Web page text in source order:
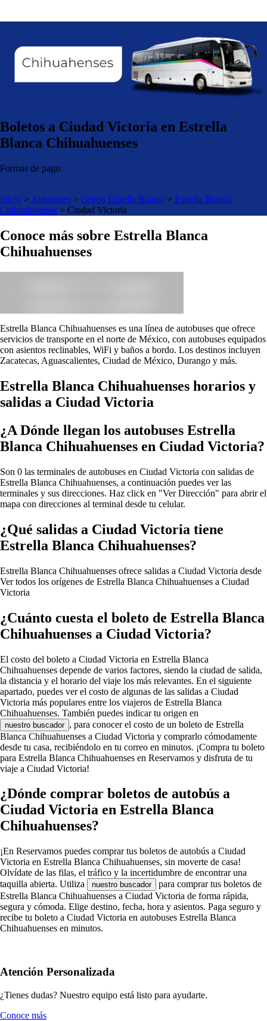
Boletos a Ciudad Victoria en Estrella
Blanca Chihuahuenses
Formas de pago:
Inicio > Autobuses > Grupo Estrella Blanca > Estrella Blanca
Chihuahuenses > Ciudad Victoria
Conoce más sobre Estrella Blanca
Chihuahuenses
Estrella Blanca Chihuahuenses es una línea de autobuses que ofrece
servicios de transporte en el norte de México, con autobuses equipados
con asientos reclinables, WiFi y baños a bordo. Los destinos incluyen
Zacatecas, Aguascalientes, Ciudad de México, Durango y más.
Estrella Blanca Chihuahuenses horarios y
salidas a Ciudad Victoria
¿A Dónde llegan los autobuses Estrella
Blanca Chihuahuenses en Ciudad Victoria?
Son 0 las terminales de autobuses en Ciudad Victoria con salidas de
Estrella Blanca Chihuahuenses, a continuación puedes ver las
terminales y sus direcciones. Haz click en "Ver Dirección" para abrir el
mapa con direcciones al terminal desde tu celular.
¿Qué salidas a Ciudad Victoria tiene
Estrella Blanca Chihuahuenses?
Estrella Blanca Chihuahuenses ofrece salidas a Ciudad Victoria desde
Ver todos los orígenes de Estrella Blanca Chihuahuenses a Ciudad
Victoria
¿Cuánto cuesta el boleto de Estrella Blanca
Chihuahuenses a Ciudad Victoria?
El costo del boleto a Ciudad Victoria en Estrella Blanca
Chihuahuenses depende de varios factores, siendo la ciudad de salida,
la distancia y el horario del viaje los más relevantes. En el siguiente
apartado, puedes ver el costo de algunas de las salidas a Ciudad
Victoria más populares entre los viajeros de Estrella Blanca
Chihuahuenses. También puedes indicar tu origen en
nuestro buscador , para conocer el costo de un boleto de Estrella
Blanca Chihuahuenses a Ciudad Victoria y comprarlo cómodamente
desde tu casa, recibiéndolo en tu correo en minutos. ¡Compra tu boleto
para Estrella Blanca Chihuahuenses en Reservamos y disfruta de tu
viaje a Ciudad Victoria!
¿Dónde comprar boletos de autobús a
Ciudad Victoria en Estrella Blanca
Chihuahuenses?
¡En Reservamos puedes comprar tus boletos de autobús a Ciudad
Victoria en Estrella Blanca Chihuahuenses, sin moverte de casa!
Olvídate de las filas, el tráfico y la incertidumbre de encontrar una
taquilla abierta. Utiliza
nuestro buscador
para comprar tus boletos de
Estrella Blanca Chihuahuenses a Ciudad Victoria de forma rápida,
segura y cómoda. Elige destino, fecha, hora y asientos. Paga seguro y
recibe tu boleto a Ciudad Victoria en autobuses Estrella Blanca
Chihuahuenses en minutos.
Atención Personalizada
¿Tienes dudas? Nuestro equipo está listo para ayudarte.
Conoce más